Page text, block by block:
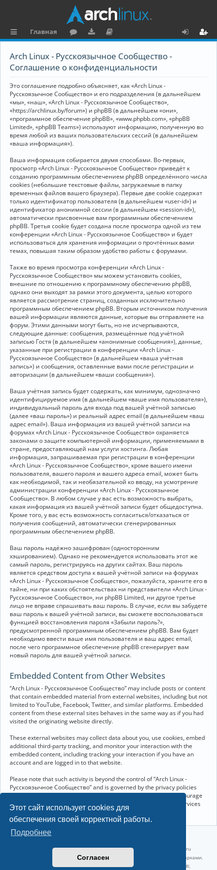
Этот сайт использует cookies для
обеспечения своей корректной работы.
Подробнее
Согласен
ы
к
и
Главная
ру
ру
и
ку
е
н
та
ц
я
Arch Linux - Русскоязычное Сообщество -
Соглашение о конфиденциальности
Это соглашение подробно объясняет, как «Arch Linux -
Русскоязычное Сообщество» и его подразделения (в дальнейшем
«мы», «наш», «Arch Linux - Русскоязычное Сообщество»,
«https://archlinux.by/forum») и phpBB (в дальнейшем «они»,
«программное обеспечение phpBB», «www.phpbb.com», «phpBB
Limited», «phpBB Teams») используют информацию, полученную во
время любой из ваших пользовательских сессий (в дальнейшем
«ваша информация»).
Ваша информация собирается двумя способами. Во-первых,
просмотр «Arch Linux - Русскоязычное Сообщество» приведёт к
созданию программным обеспечением phpBB определённого числа
cookies (небольшие текстовые файлы, загружаемые в папку
временных файлов вашего браузера). Первые две cookie содержат
только идентификатор пользователя (в дальнейшем «user-id») и
идентификатор анонимной сессии (в дальнейшем «session-id»),
автоматически присвоенные вам программным обеспечением
phpBB. Третья cookie будет создана после просмотра одной из тем
конференции «Arch Linux - Русскоязычное Сообщество» и будет
использоваться для хранения информации о прочтённых вами
темах, повышая таким образом удобство работы с форумами.
Также во время просмотра конференции «Arch Linux -
Русскоязычное Сообщество» мы можем установить cookies,
внешние по отношению к программному обеспечению phpBB,
однако они выходят за рамки этого документа, целью которого
является рассмотрение страниц, созданных исключительно
программным обеспечением phpBB. Вторым источником получения
вашей информации являются данные, которые вы отправляете на
форум. Этими данными могут быть, но не исчерпываются,
следующие данные: сообщения, размещённые под учётной
записью Гостя (в дальнейшем «анонимные сообщения»), данные,
указанные при регистрации в конференции «Arch Linux -
Русскоязычное Сообщество» (в дальнейшем «ваша учётная
запись») и сообщения, оставленные вами после регистрации и
авторизации (в дальнейшем «ваши сообщения»).
Ваша учётная запись будет содержать, как минимум, однозначно
идентифицируемое имя (в дальнейшем «ваше имя пользователя»),
индивидуальный пароль для входа под вашей учётной записью
(далее «ваш пароль») и реальный адрес email (в дальнейшем «ваш
адрес email»). Ваша информация из вашей учётной записи на
форумах «Arch Linux - Русскоязычное Сообщество» охраняется
законами о защите компьютерной информации, применяемыми в
стране, предоставляющей нам услуги хостинга. Любая
информация, запрашиваемая при регистрации в конференции
«Arch Linux - Русскоязычное Сообщество», кроме вашего имени
пользователя, вашего пароля и вашего адреса email, может быть
как необходимой, так и необязательной ко вводу, на усмотрение
администрации конференции «Arch Linux - Русскоязычное
Сообщество». В любом случае у вас есть возможность выбрать,
какая информация из вашей учётной записи будет общедоступна.
Кроме того, у вас есть возможность согласиться/отказаться от
получения сообщений, автоматически сгенерированных
программным обеспечением phpBB.
Ваш пароль надёжно зашифрован (односторонним
хэшированием). Однако не рекомендуется использовать этот же
самый пароль, регистрируясь на других сайтах. Ваш пароль
является средством доступа к вашей учётной записи на форумах
«Arch Linux - Русскоязычное Сообщество», пожалуйста, храните его в
тайне, ни при каких обстоятельствах ни представители «Arch Linux -
Русскоязычное Сообщество», ни phpBB Limited, ни другое третье
лицо не вправе спрашивать ваш пароль. В случае, если вы забудете
ваш пароль к вашей учётной записи, вы сможете воспользоваться
функцией восстановления пароля «Забыли пароль?»,
предусмотренной программным обеспечением phpBB. Вам будет
необходимо ввести ваше имя пользователя и ваш адрес email,
после чего программное обеспечение phpBB сгенерирует вам
новый пароль для вашей учётной записи.
Embedded Content from Other Websites
“Arch Linux - Русскоязычное Сообщество” may include posts or content
that contain embedded material from external websites, including but not
limited to YouTube, Facebook, Twitter, and similar platforms. Embedded
content from these external sites behaves in the same way as if you had
visited the originating website directly.
These external websites may collect data about you, use cookies, embed
additional third-party tracking, and monitor your interaction with the
embedded content, including tracking your interaction if you have an
account and are logged in to that website.
Please note that such activity is beyond the control of “Arch Linux -
Русскоязычное Сообщество” and is governed by the privacy policies
and terms of service of the respective external websites. We encourage
you to review the privacy and cookie policies of any third-party services
you interact with through embedded content.
Linux 6.18.40-1-lts x86_64 GNU/Linux 2026-07-26 08:48:12 |
vps reg.ru
Название и логотип Arch Linux ™ являются признанными торговыми марками.
Linux ® — зарегистрированная торговая марка Linus Torvalds и LMI.